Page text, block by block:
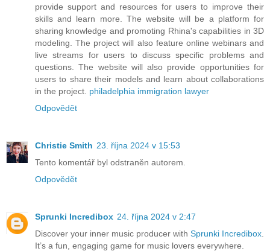
provide support and resources for users to improve their
skills and learn more. The website will be a platform for
sharing knowledge and promoting Rhina's capabilities in 3D
modeling. The project will also feature online webinars and
live streams for users to discuss specific problems and
questions. The website will also provide opportunities for
users to share their models and learn about collaborations
in the project. philadelphia immigration lawyer
Odpovědět
Christie Smith 23. října 2024 v 15:53
Tento komentář byl odstraněn autorem.
Odpovědět
Sprunki Incredibox 24. října 2024 v 2:47
Discover your inner music producer with Sprunki Incredibox
It’s a fun, engaging game for music lovers everywhere.